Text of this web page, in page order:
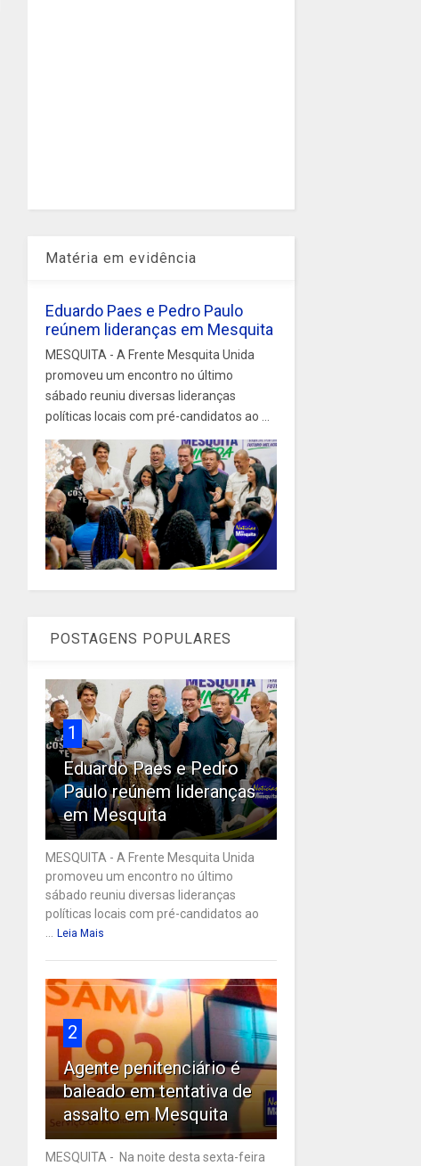
Matéria em evidência
Eduardo Paes e Pedro Paulo
reúnem lideranças em Mesquita
MESQUITA - A Frente Mesquita Unida
promoveu um encontro no último
sábado reuniu diversas lideranças
políticas locais com pré-candidatos ao ...
POSTAGENS POPULARES
1
Eduardo Paes e Pedro
Paulo reúnem lideranças
em Mesquita
MESQUITA - A Frente Mesquita Unida
promoveu um encontro no último
sábado reuniu diversas lideranças
políticas locais com pré-candidatos ao
... Leia Mais
2
Agente penitenciário é
baleado em tentativa de
assalto em Mesquita
MESQUITA - Na noite desta sexta-feira